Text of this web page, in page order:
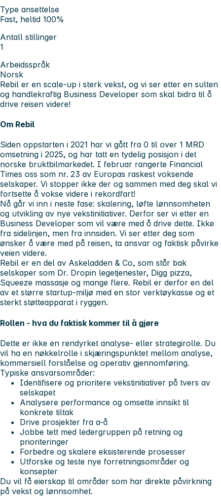
Type ansettelse
Fast, heltid 100%
Antall stillinger
1
Arbeidsspråk
Norsk
Rebil er en scale-up i sterk vekst, og vi ser etter en sulten
og handlekraftig Business Developer som skal bidra til å
drive reisen videre!
Om Rebil
Siden oppstarten i 2021 har vi gått fra 0 til over 1 MRD
omsetning i 2025, og har tatt en tydelig posisjon i det
norske bruktbilmarkedet. I februar rangerte Financial
Times oss som nr. 23 av Europas raskest voksende
selskaper. Vi stopper ikke der og sammen med deg skal vi
fortsette å vokse videre i rekordfart!
Nå går vi inn i neste fase: skalering, løfte lønnsomheten
og utvikling av nye vekstinitiativer. Derfor ser vi etter en
Business Developer som vil være med å drive dette. Ikke
fra sidelinjen, men fra innsiden. Vi ser etter deg som
ønsker å være med på reisen, ta ansvar og faktisk påvirke
veien videre.
Rebil er en del av Askeladden & Co, som står bak
selskaper som Dr. Dropin legetjenester, Digg pizza,
Squeeze massasje og mange flere. Rebil er derfor en del
av et større startup-miljø med en stor verktøykasse og et
sterkt støtteapparat i ryggen.
Rollen - hva du faktisk kommer til å gjøre
Dette er ikke en rendyrket analyse- eller strategirolle. Du
vil ha en nøkkelrolle i skjæringspunktet mellom analyse,
kommersiell forståelse og operativ gjennomføring.
Typiske ansvarsområder:
Identifisere og prioritere vekstinitiativer på tvers av
selskapet
Analysere performance og omsette innsikt til
konkrete tiltak
Drive prosjekter fra a-å
Jobbe tett med ledergruppen på retning og
prioriteringer
Forbedre og skalere eksisterende prosesser
Utforske og teste nye forretningsområder og
konsepter
Du vil få eierskap til områder som har direkte påvirkning
på vekst og lønnsomhet.